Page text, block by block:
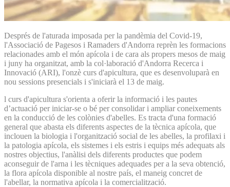
Després de l'aturada imposada per la pandèmia del Covid-19,
l'Associació de Pagesos i Ramaders d'Andorra reprèn les formacions
relacionades amb el món apícola i de cara als propers mesos de maig
i juny ha organitzat, amb la col·laboració d'Andorra Recerca i
Innovació (ARI), l'onzè curs d'apicultura, que es desenvoluparà en
nou sessions presencials i s'iniciarà el 13 de maig.
l curs d'apicultura s'orienta a oferir la informació i les pautes
d’actuació per iniciar-se o bé per consolidar i ampliar coneixements
en la conducció de les colònies d'abelles. Es tracta d'una formació
general que abasta els diferents aspectes de la tècnica apícola, que
inclouen la biologia i l'organització social de les abelles, la profilaxi i
la patologia apícola, els sistemes i els estris i equips més adequats als
nostres objectius, l'anàlisi dels diferents productes que podem
aconseguir de l'arna i les tècniques adequades per a la seva obtenció,
la flora apícola disponible al nostre país, el maneig concret de
l'abellar, la normativa apícola i la comercialització.